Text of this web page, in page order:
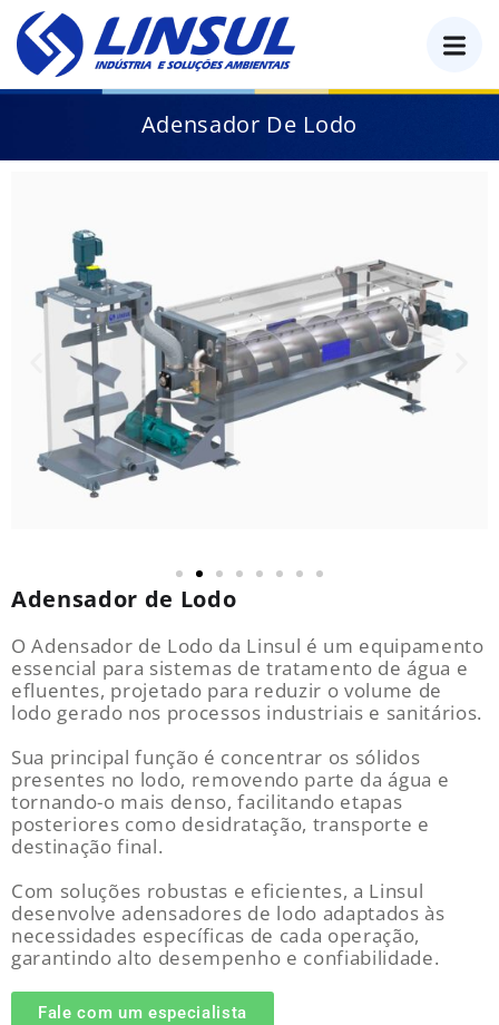
conteúdo
Adensador De Lodo
Adensador de Lodo
O Adensador de Lodo da Linsul é um equipamento
essencial para sistemas de tratamento de água e
efluentes, projetado para reduzir o volume de
lodo gerado nos processos industriais e sanitários.
Sua principal função é concentrar os sólidos
presentes no lodo, removendo parte da água e
tornando-o mais denso, facilitando etapas
posteriores como desidratação, transporte e
destinação final.
Com soluções robustas e eficientes, a Linsul
desenvolve adensadores de lodo adaptados às
necessidades específicas de cada operação,
garantindo alto desempenho e confiabilidade.
Fale com um especialista